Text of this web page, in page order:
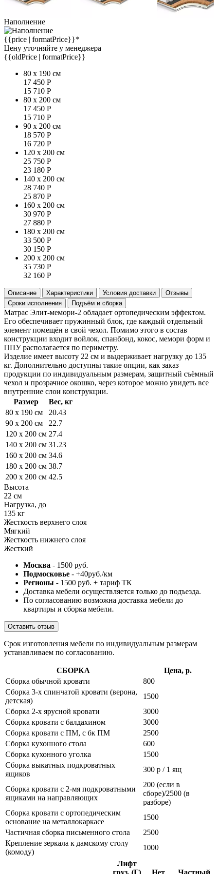
Наполнение
{{price | formatPrice}}*
Цену уточняйте у менеджера
{{oldPrice | formatPrice}}
80 x 190 см
17 450 Р
15 710 Р
80 x 200 см
17 450 Р
15 710 Р
90 x 200 см
18 570 Р
16 720 Р
120 x 200 см
25 750 Р
23 180 Р
140 x 200 см
28 740 Р
25 870 Р
160 x 200 см
30 970 Р
27 880 Р
180 x 200 см
33 500 Р
30 150 Р
200 x 200 см
35 730 Р
32 160 Р
Описание Характеристики Условия доставки
Отзывы
Сроки исполнения
Подъём и сборка
Матрас Элит-мемори-2 обладает ортопедическим эффектом.
Его обеспечивает пружинный блок, где каждый отдельный
элемент помещён в свой чехол. Помимо этого в состав
конструкции входит войлок, спанбонд, кокос, мемори форм и
ППУ располагается по периметру.
Изделие имеет высоту 22 см и выдерживает нагрузку до 135
кг. Дополнительно доступны такие опции, как заказ
продукции по индивидуальным размерам, защитный съёмный
чехол и прозрачное окошко, через которое можно увидеть все
внутренние слои конструкции.
Размер
Вес, кг
80 x 190 см
20.43
90 x 200 см
22.7
120 x 200 см 27.4
140 x 200 см 31.23
160 x 200 см 34.6
180 x 200 см 38.7
200 x 200 см 42.5
Высота
22 см
Нагрузка, до
135 кг
Жесткость верхнего слоя
Мягкий
Жесткость нижнего слоя
Жесткий
Москва - 1500 руб.
Подмосковье - +40руб./км
Регионы - 1500 руб. + тариф ТК
Доставка мебели осуществляется только до подъезда.
По согласованию возможна доставка мебели до
квартиры и сборка мебели.
Оставить отзыв
Срок изготовления мебели по индивидуальным размерам
устанавливаем по согласованию.
СБОРКА
Цена, р.
Сборка обычной кровати
800
Сборка 3-х спинчатой кровати (верона,
детская)
1500
Сборка 2-х ярусной кровати
3000
Сборка кровати с балдахином
3000
Сборка кровати с ПМ, с бк ПМ
2500
Сборка кухонного стола
600
Сборка кухонного уголка
1500
Сборка выкатных подкроватных
ящиков
300 р / 1 ящ
Сборка кровати с 2-мя подкроватными
ящиками на направляющих
200 (если в
сборе)/2500 (в
разборе)
Сборка кровати с ортопедическим
основание на металлокаркасе
1500
Частичная сборка письменного стола
2500
Крепление зеркала к дамскому столу
(комоду)
1000
Лифт